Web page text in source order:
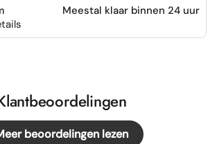
Meestal klaar binnen 24 uur
beoordelingen lezen